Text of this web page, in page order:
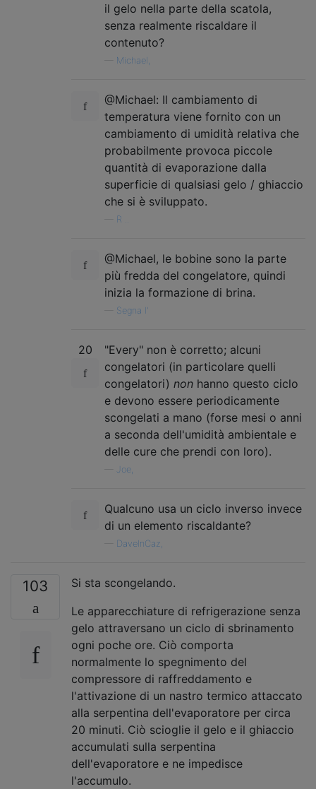
il gelo nella parte della scatola,
senza realmente riscaldare il
contenuto?
Michael,
@Michael: Il cambiamento di
temperatura viene fornito con un
cambiamento di umidità relativa che
probabilmente provoca piccole
quantità di evaporazione dalla
superficie di qualsiasi gelo / ghiaccio
che si è sviluppato.
R ..
@Michael, le bobine sono la parte
più fredda del congelatore, quindi
inizia la formazione di brina.
Segna l'
20
"Every" non è corretto; alcuni
congelatori (in particolare quelli
congelatori) non hanno questo ciclo
e devono essere periodicamente
scongelati a mano (forse mesi o anni
a seconda dell'umidità ambientale e
delle cure che prendi con loro).
Joe,
Qualcuno usa un ciclo inverso invece
di un elemento riscaldante?
DaveInCaz,
103
Si sta scongelando.
Le apparecchiature di refrigerazione senza
gelo attraversano un ciclo di sbrinamento
ogni poche ore. Ciò comporta
normalmente lo spegnimento del
compressore di raffreddamento e
l'attivazione di un nastro termico attaccato
alla serpentina dell'evaporatore per circa
20 minuti. Ciò scioglie il gelo e il ghiaccio
accumulati sulla serpentina
dell'evaporatore e ne impedisce
l'accumulo.